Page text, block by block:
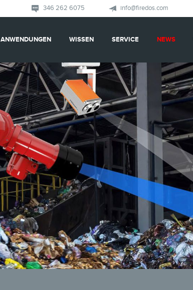
346 262 6075 info@firedos.com
ANWENDUNGEN WISSEN SERVICE NEWS